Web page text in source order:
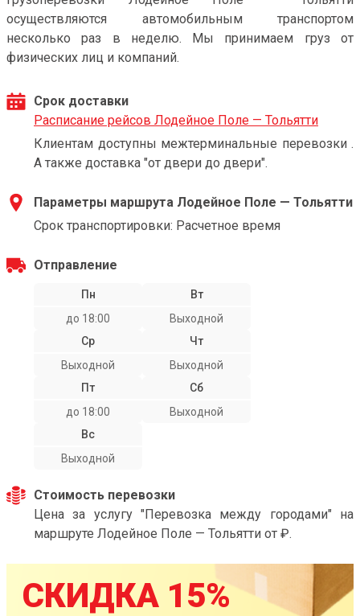
осуществляются автомобильным транспортом
несколько раз в неделю. Мы принимаем груз от
физических лиц и компаний.
Срок доставки
Расписание рейсов Лодейное Поле — Тольятти
Клиентам доступны межтерминальные перевозки .
А также доставка "от двери до двери".
Параметры маршрута Лодейное Поле — Тольятти
Срок транспортировки: Расчетное время
Отправление
Пн
до 18:00
Вт
Выходной
Ср
Выходной
Чт
Выходной
Пт
до 18:00
Сб
Выходной
Вс
Выходной
Стоимость перевозки
Цена за услугу "Перевозка между городами" на
маршруте Лодейное Поле — Тольятти от ₽.
СКИДКА 15%